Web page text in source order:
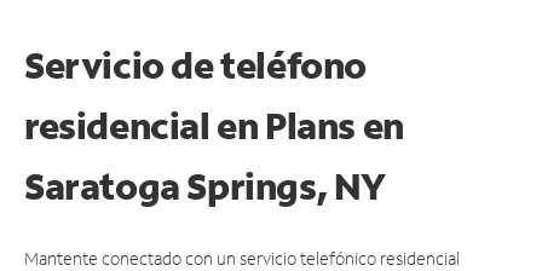
Servicio de teléfono
residencial en Plans en
Saratoga Springs, NY
Mantente conectado con un servicio telefónico residencial